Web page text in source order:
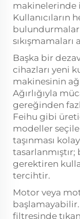
makinelerinde
Kullanıcıların
Başka bir
cihazları yeni
makinesinin
Ağırlığıyla
gereğinden
Feihu gibi
modeller
taşınması
gerektiren
tercihtir.
Motor veya
filtresinde